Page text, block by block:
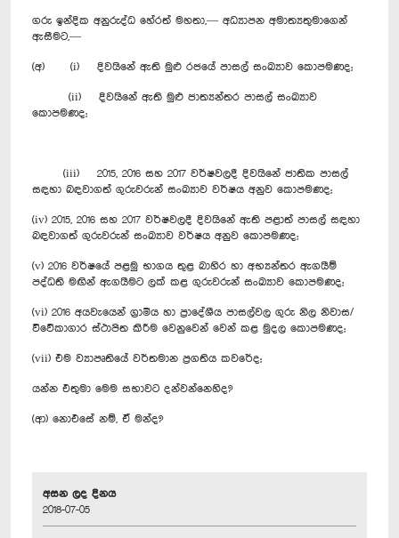
ගරු ඉන්දික අනුරුද්ධ හේරත් මහතා,— අධ්‍යාපන අමාත්‍යතුමාගෙන්
ඇසීමට,—
(අ) (i) දිවයිනේ ඇති මුළු රජයේ පාසල් සංඛ්‍යාව කොපමණද;
(ii) දිවයිනේ ඇති මුළු ජාත්‍යන්තර පාසල් සංඛ්‍යාව
කොපමණද;
(iii) 2015, 2016 සහ 2017 වර්ෂවලදී දිවයිනේ ජාතික පාසල්
සඳහා බඳවාගත් ගුරුවරුන් සංඛ්‍යාව ‍වර්ෂය අනුව කොපමණද;
(iv) 2015, 2016 සහ 2017 වර්ෂවලදී දිවයිනේ ඇති පළාත් පාසල් සඳහා
බඳවාගත් ගුරුවරුන් සංඛ්‍යාව ‍වර්ෂය අනුව කොපමණද;
(v) 2016 වර්ෂයේ පළමු භාගය තුළ බාහිර හා අභ්‍යන්තර ඇගයීම්
පද්ධති මඟින් ඇගයීමට ලක් කළ ගුරුවරුන් සංඛ්‍යාව කොපමණද;
(vi) 2016 අයවැයෙන් ග්‍රාමීය හා ප්‍රාදේශීය පාසල්වල ගුරු නිල නිවාස/
විවේකාගාර ස්ථාපිත කිරීම වෙනුවෙන් වෙන් කළ මුදල ‍කොපමණද;
(vii) එම ව්‍යාපෘතියේ වර්තමාන ප්‍රගතිය කවරේද;
යන්න එතුමා මෙම සභාවට දන්වන්නෙහිද?
(ආ) නොඑසේ නම්, ඒ මන්ද?
අසන ලද දිනය
2018-07-05